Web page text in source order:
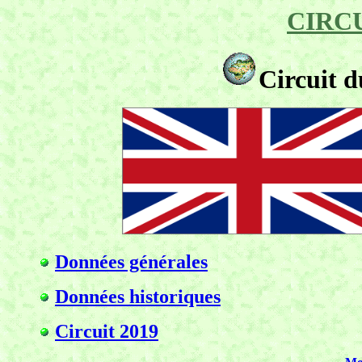
Circuit
Données générales
Données historiques
Circuit 2019